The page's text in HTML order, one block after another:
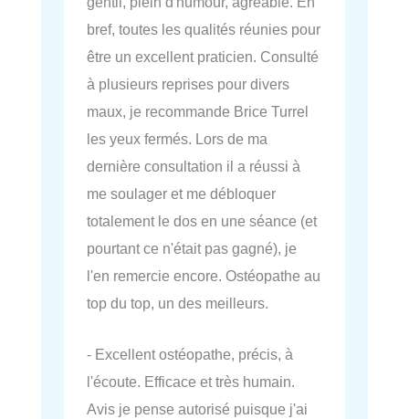
bref, toutes les qualités réunies pour
être un excellent praticien. Consulté
à plusieurs reprises pour divers
maux, je recommande Brice Turrel
les yeux fermés. Lors de ma
dernière consultation il a réussi à
me soulager et me débloquer
totalement le dos en une séance (et
pourtant ce n'était pas gagné), je
l'en remercie encore. Ostéopathe au
top du top, un des meilleurs.
- Excellent ostéopathe, précis, à
l'écoute. Efficace et très humain.
Avis je pense autorisé puisque j'ai